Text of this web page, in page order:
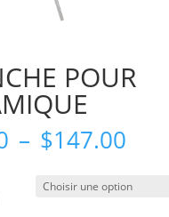
POUR
– $147.00Plage